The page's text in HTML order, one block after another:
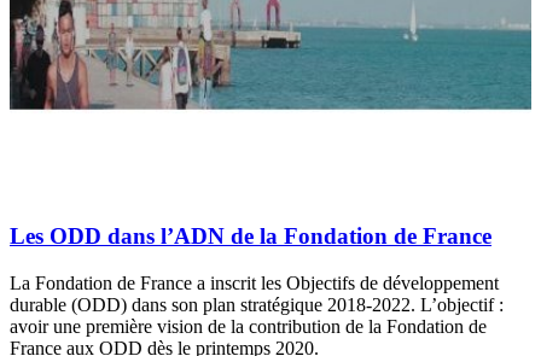
Les ODD dans l’ADN de la Fondation de France
La Fondation de France a inscrit les Objectifs de développement
durable (ODD) dans son plan stratégique 2018-2022. L’objectif :
avoir une première vision de la contribution de la Fondation de
France aux ODD dès le printemps 2020.